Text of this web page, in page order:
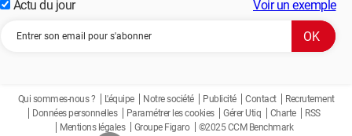
Actu du jour Voir un exemple
Qui sommes-nous ? L'équipe Notre société Publicité Contact
Recrutement
Données personnelles
Paramétrer les cookies Gérer Utiq Charte
RSS
Mentions légales
Groupe Figaro ©2025 CCM Benchmark